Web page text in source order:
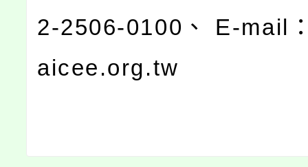
2-2506-0100、 E-mail
aicee.org.tw